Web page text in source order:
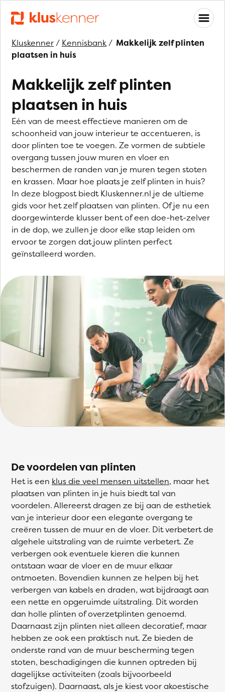
Kluskenner/ Kennisbank/ Makkelijk zelf plinten
plaatsen in huis
Makkelijk zelf plinten
plaatsen in huis
Eén van de meest effectieve manieren om de
schoonheid van jouw interieur te accentueren, is
door plinten toe te voegen. Ze vormen de subtiele
overgang tussen jouw muren en vloer en
beschermen de randen van je muren tegen stoten
en krassen. Maar hoe plaats je zelf plinten in huis?
In deze blogpost biedt Kluskenner.nl je de ultieme
gids voor het zelf plaatsen van plinten. Of je nu een
doorgewinterde klusser bent of een doe-het-zelver
in de dop, we zullen je door elke stap leiden om
ervoor te zorgen dat jouw plinten perfect
geïnstalleerd worden.
De voordelen van plinten
Het is een klus die veel mensen uitstellen, maar het
plaatsen van plinten in je huis biedt tal van
voordelen. Allereerst dragen ze bij aan de esthetiek
van je interieur door een elegante overgang te
creëren tussen de muur en de vloer. Dit verbetert de
algehele uitstraling van de ruimte verbetert. Ze
verbergen ook eventuele kieren die kunnen
ontstaan waar de vloer en de muur elkaar
ontmoeten. Bovendien kunnen ze helpen bij het
verbergen van kabels en draden, wat bijdraagt aan
een nette en opgeruimde uitstraling. Dit worden
dan holle plinten of overzetplinten genoemd.
Daarnaast zijn plinten niet alleen decoratief, maar
hebben ze ook een praktisch nut. Ze bieden de
onderste rand van de muur bescherming tegen
stoten, beschadigingen die kunnen optreden bij
dagelijkse activiteiten (zoals bijvoorbeeld
stofzuigen). Daarnaast, als je kiest voor akoestische